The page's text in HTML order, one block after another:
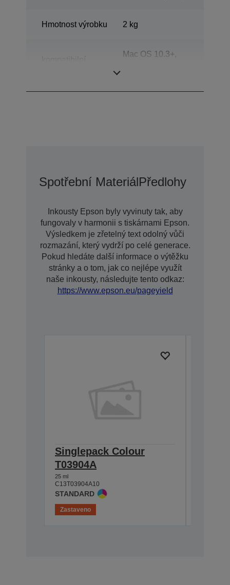
Hmotnost výrobku 2 kg
Mac OS 10.3+,
Spotřební MateriálPředlohy
Inkousty Epson byly vyvinuty tak, aby
fungovaly v harmonii s tiskárnami Epson.
Výsledkem je zřetelný text odolný vůči
rozmazání, který vydrží po celé generace.
Pokud hledáte další informace o výtěžku
stránky a o tom, jak co nejlépe využít
naše inkousty, následujte tento odkaz:
https://www.epson.eu/pageyield
Singlepack Colour
T03904A
25 ml
C13T03904A10
STANDARD
Zastaveno